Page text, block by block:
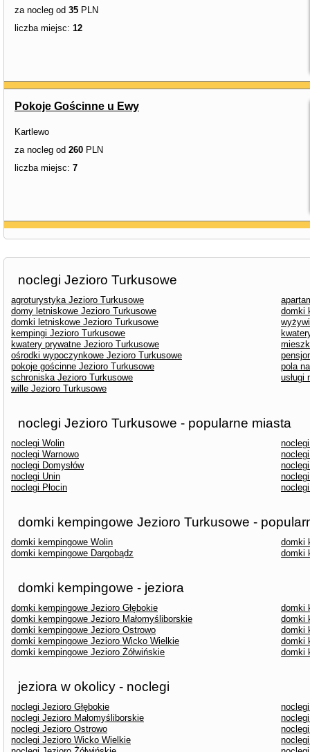
za nocleg od 35 PLN
liczba miejsc: 12
Pokoje Gościnne u Ewy
Kartlewo
za nocleg od 260 PLN
liczba miejsc: 7
noclegi Jezioro Turkusowe
agroturystyka Jezioro Turkusowe
domy letniskowe Jezioro Turkusowe
domki
domki letniskowe Jezioro Turkusowe
kempingi Jezioro Turkusowe
kwatery prywatne Jezioro Turkusowe
ośrodki wypoczynkowe Jezioro Turkusowe
pokoje gościnne Jezioro Turkusowe
pola
schroniska Jezioro Turkusowe
usługi
wille Jezioro Turkusowe
noclegi Jezioro Turkusowe - popularne miasta
noclegi Wolin
noclegi Warnowo
noclegi Domysłów
noclegi Unin
noclegi Płocin
domki kempingowe Jezioro Turkusowe -
domki kempingowe Wolin
domki
domki kempingowe Dargobądz
domki
domki kempingowe - jeziora
domki kempingowe Jezioro Głębokie
domki
domki kempingowe Jezioro Małomyśliborskie
domki
domki kempingowe Jezioro Ostrowo
domki
domki kempingowe Jezioro Wicko Wielkie
domki
domki kempingowe Jezioro Żółwińskie
domki
jeziora w okolicy - noclegi
noclegi Jezioro Głębokie
noclegi Jezioro Małomyśliborskie
noclegi Jezioro Ostrowo
noclegi Jezioro Wicko Wielkie